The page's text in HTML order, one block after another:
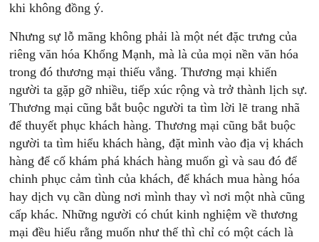
khi không đồng ý.
Nhưng sự lỗ mãng không phải là một nét đặc trưng của
riêng văn hóa Khổng Mạnh, mà là của mọi nền văn hóa
trong đó thương mại thiếu vắng. Thương mại khiến
người ta gặp gỡ nhiều, tiếp xúc rộng và trở thành lịch sự.
Thương mại cũng bắt buộc người ta tìm lời lẽ trang nhã
để thuyết phục khách hàng. Thương mại cũng bắt buộc
người ta tìm hiểu khách hàng, đặt mình vào địa vị khách
hàng để cố khám phá khách hàng muốn gì và sau đó để
chinh phục cảm tình của khách, để khách mua hàng hóa
hay dịch vụ cần dùng nơi mình thay vì nơi một nhà cũng
cấp khác. Những người có chút kinh nghiệm về thương
mại đều hiểu rằng muốn như thế thì chỉ có một cách là